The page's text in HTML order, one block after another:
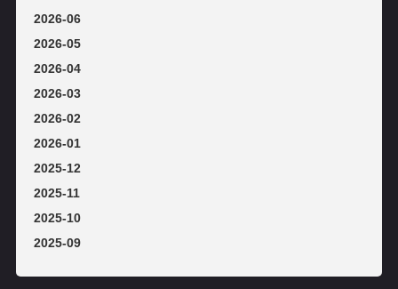
2026-06
2026-05
2026-04
2026-03
2026-02
2026-01
2025-12
2025-11
2025-10
2025-09